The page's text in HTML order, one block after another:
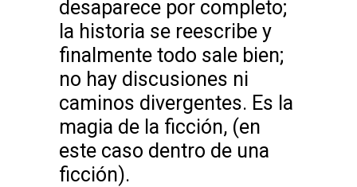
desaparece por completo;
la historia se reescribe y
finalmente todo sale bien;
no hay discusiones ni
caminos divergentes. Es la
magia de la ficción, (en
este caso dentro de una
ficción).